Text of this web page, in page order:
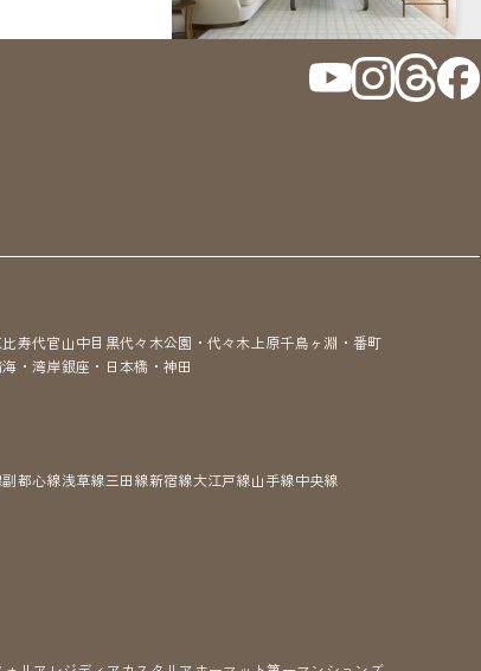
寿代官山中目黒代々木公園・代々木上原千鳥ヶ淵・番町
・湾岸銀座・日本橋・神田
副都心線浅草線三田線新宿線大江戸線山手線中央線